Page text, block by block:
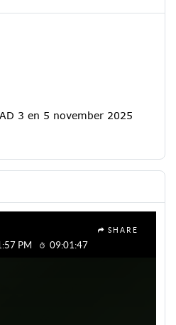
3 en 5 november 2025